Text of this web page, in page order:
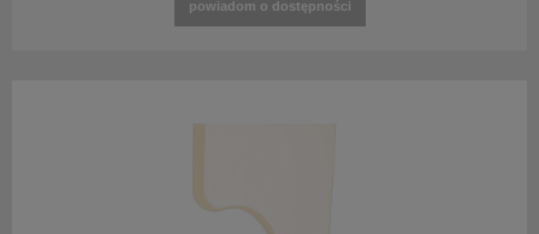
powiadom o dostępności